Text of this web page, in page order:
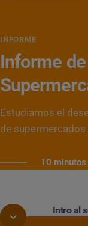
INFORME
Informe
Estudiamos el
de supermercados
10
Intro al